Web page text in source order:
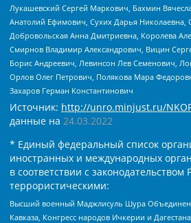
Лукашевский Сергей Маркович, Бахмин
Анатолий Ефимович, Сухих Дарья Николаевна,
Добровольская Анна Дмитриевна, Королева
Смирнов Владимир Александрович, Вицин
Борис Андреевич, Левинсон Лев Семенович,
Орлов Олег Петрович, Полякова Мара
Захаров Герман Константинович
Источник: http://unro.minjust.ru/
данные на 24.03.2022
* Единый федеральный список
иностранных и международных
в соответствии с
террористическими:
Высший военный Маджлисуль Шура
Кавказа, Конгресс народов Ичкерии и